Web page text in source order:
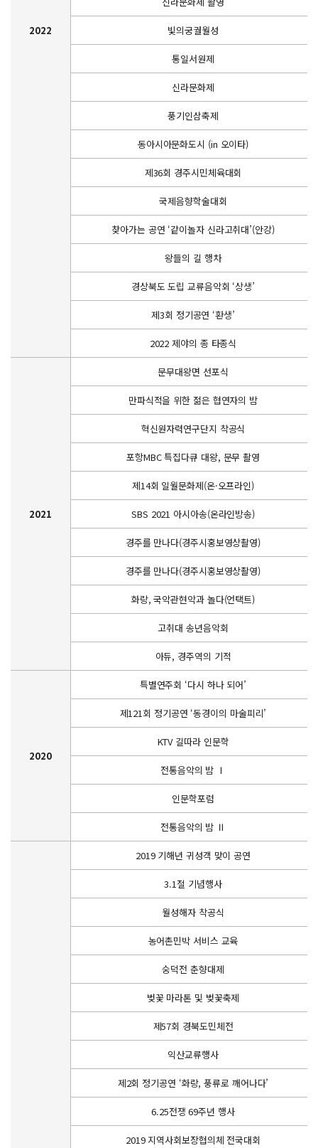
2022 빛의궁궐월성
통일서원제
신라문화제
풍기인삼축제
동아시아문화도시 (in 오이타)
제36회 경주시민체육대회
국제음향학술대회
찾아가는 공연 ‘같이놀자 신라고취대’(안강)
왕들의 길 행차
경상북도 도립 교류음악회 ‘상생’
제3회 정기공연 ‘환생’
2022 제야의 종 타종식
2021
문무대왕면 선포식
만파식적을 위한 젊은 협연자의 밤
혁신원자력연구단지 착공식
포항MBC 특집다큐 대왕, 문무 촬영
제14회 일월문화제(온·오프라인)
SBS 2021 아시아송(온라인방송)
경주를 만나다(경주시홍보영상촬영)
경주를 만나다(경주시홍보영상촬영)
화랑, 국악관현악과 놀다(언택트)
고취대 송년음악회
아듀, 경주역의 기적
2020
특별연주회 ‘다시 하나 되어’
제121회 정기공연 ‘동경이의 마술피리’
KTV 길따라 인문학
전통음악의 밤 Ⅰ
인문학포럼
전통음악의 밤 Ⅱ
2019 기해년 귀성객 맞이 공연
3.1절 기념행사
월성해자 착공식
농어촌민박 서비스 교육
숭덕전 춘향대제
벚꽃 마라톤 및 벚꽃축제
제57회 경북도민체전
익산교류행사
제2회 정기공연 ‘화랑, 풍류로 깨어나다’
6.25전쟁 69주년 행사
2019 지역사회보장협의체 전국대회